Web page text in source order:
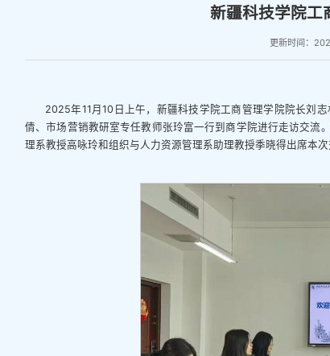
新疆科技学院工
更新时间：
2025年11月10日上午，新疆科技学院工商管理学院院长刘
倩、市场营销教研室专任教师张玲富一行到商学院进行走访交流
理系教授高咏玲和组织与人力资源管理系助理教授季晓得出席本次